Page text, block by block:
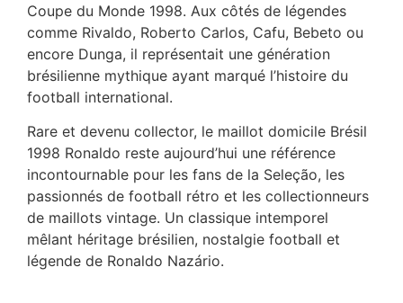
Coupe du Monde 1998. Aux côtés de légendes
comme Rivaldo, Roberto Carlos, Cafu, Bebeto ou
encore Dunga, il représentait une génération
brésilienne mythique ayant marqué l’histoire du
football international.
Rare et devenu collector, le maillot domicile Brésil
1998 Ronaldo reste aujourd’hui une référence
incontournable pour les fans de la Seleção, les
passionnés de football rétro et les collectionneurs
de maillots vintage. Un classique intemporel
mêlant héritage brésilien, nostalgie football et
légende de Ronaldo Nazário.